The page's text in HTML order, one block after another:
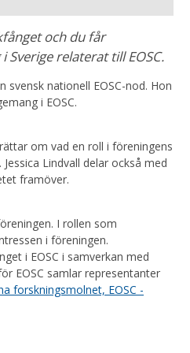
och du får
Sverige relaterat till EOSC.
nationell EOSC-nod. Hon
i EOSC.
om vad en roll i föreningens
Lindvall delar också med
framöver.
I rollen som
i föreningen.
i EOSC i samverkan med
EOSC samlar representanter
forskningsmolnet, EOSC -